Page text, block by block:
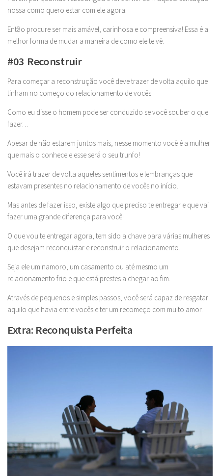
nossa como quero estar com ele agora.
Então procure ser mais amável, carinhosa e compreensiva! Essa é a
melhor forma de mudar a maneira de como ele te vê.
#03 Reconstruir
Para começar a reconstrução você deve trazer de volta aquilo que
tinham no começo do relacionamento de vocês!
Como eu disse o homem pode ser conduzido se você souber o que
fazer…
Apesar de não estarem juntos mais, nesse momento você é a mulher
que mais o conhece e esse será o seu trunfo!
Você irá trazer de volta aqueles sentimentos e lembranças que
estavam presentes no relacionamento de vocês no início.
Mas antes de fazer isso, existe algo que preciso te entregar e que vai
fazer uma grande diferença para você!
O que vou te entregar agora, tem sido a chave para várias mulheres
que desejam reconquistar e reconstruir o relacionamento.
Seja ele um namoro, um casamento ou até mesmo um
relacionamento frio e que está prestes a chegar ao fim.
Através de pequenos e simples passos, você será capaz de resgatar
aquilo que havia entre vocês e ter um recomeço com muito amor.
Extra: Reconquista Perfeita